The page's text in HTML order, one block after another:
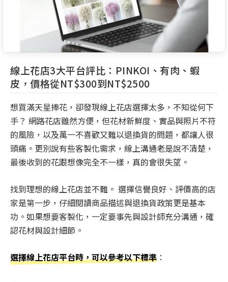
線上花店3大平台評比：PINKOI、有肉、蝦
皮，價格從NT$300到NT$2500
想買滿天星捧花，卻發現線上花店選擇太多，不知從何下
手？ 網路花店雖然方便，但花材新鮮度、實品與照片不符
的風險，以及萬一不喜歡又難以退換貨的問題，都讓人很
頭痛。更別說有些客製化需求，線上溝通老是說不清楚，
最後收到的花跟想像完全不一樣，真的會很失望。
找到理想的線上花店並不難。 選擇信譽良好、評價高的店
家是第一步，仔細閱讀商品描述與退換貨政策更是基本
功。如果想要客製化，一定要事先與設計師充分溝通，確
認花材與設計細節。
選擇線上花店平台時，可以參考以下標準 ：